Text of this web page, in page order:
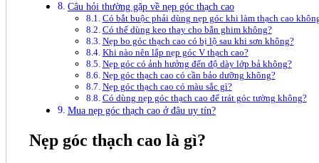
Câu hỏi thường gặp về nẹp góc thạch cao
Có bắt buộc phải dùng nẹp góc khi làm thạch cao
Có thể dùng keo thay cho bắn ghim không?
Nẹp bo góc thạch cao có bị lộ sau khi sơn không?
Khi nào nên lắp nẹp góc V thạch cao?
Nẹp góc có ảnh hưởng đến độ dày lớp bả không?
Nẹp góc thạch cao có cần bảo dưỡng không?
Nẹp góc thạch cao có màu sắc gì?
Có dùng nẹp góc thạch cao để trát góc tường không?
Mua nẹp góc thạch cao ở đâu uy tín?
Nẹp góc thạch cao là gì?